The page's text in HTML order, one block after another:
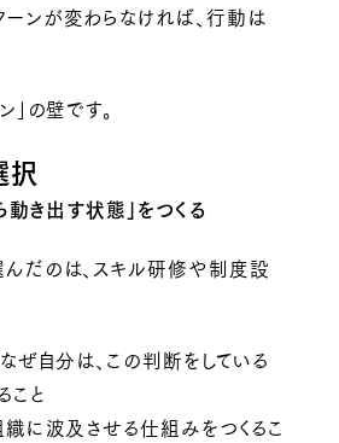
ンが変わらなければ、行動は
」の壁です。
択
動き出す状態」をつくる
だのは、スキル研修や制度設
ぜ自分は、この判断をしている
こと
織に波及させる仕組みをつくるこ